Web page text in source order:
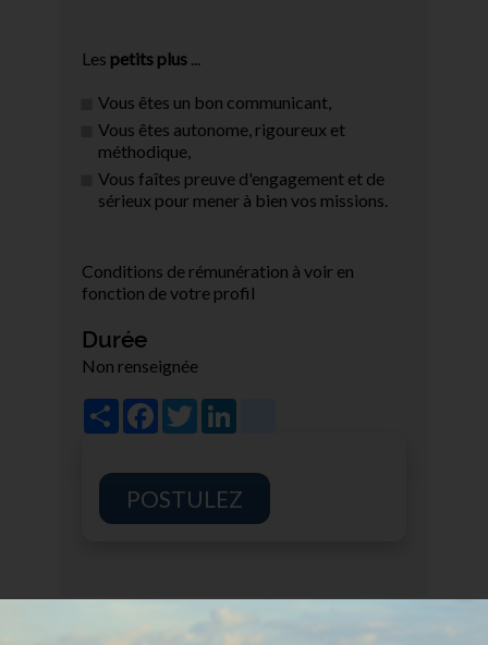
Les petits plus ...
Vous êtes un bon communicant,
Vous êtes autonome, rigoureux et
méthodique,
Vous faîtes preuve d'engagement et de
sérieux pour mener à bien vos missions.
Conditions de rémunération à voir en
fonction de votre profil
Durée
Non renseignée
Share Facebook
Twitter
POSTULEZ